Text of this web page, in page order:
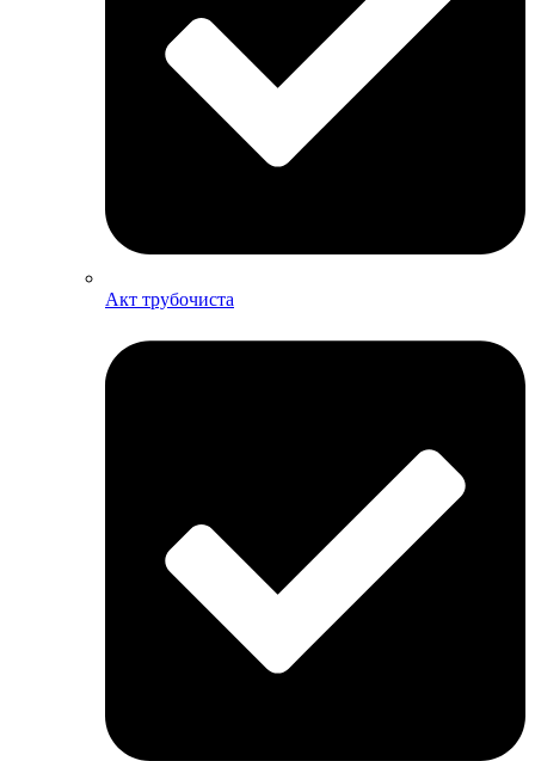
Акт трубочиста